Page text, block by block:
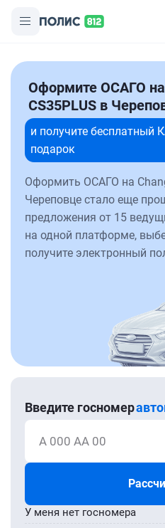
Оформите ОСАГО на
CS35PLUS в
и получите бесплатный
подарок
Оформить ОСАГО на
Череповце стало еще
предложения от 15
на одной платформе,
получите электронный
Введите госномер
А 000 АА 00
У меня нет госномера